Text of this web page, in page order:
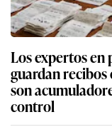
Los expertos en
guardan recibos
son
control